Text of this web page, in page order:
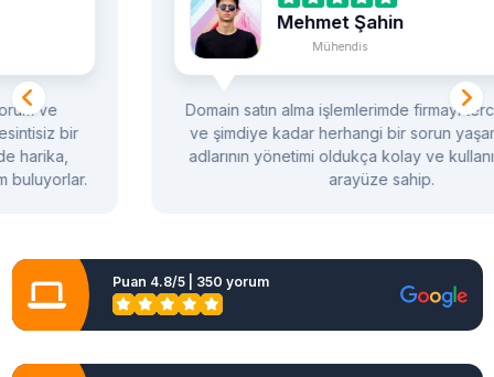
Mehmet Şahin
Mühendis
Domain satın alma işlemlerimde firmayı tercih ediyorum
ve şimdiye kadar herhangi bir sorun yaşamadım. Alan
adlarının yönetimi oldukça kolay ve kullanıcı dostu bir
Puan 4.8/5 | 350 yorum